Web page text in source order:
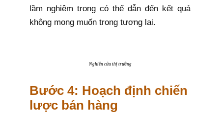
lầm nghiêm trọng có thể dẫn đến kết quả
không mong muốn trong tương lai.
Nghiên cứu thị trường
Bước 4: Hoạch định chiến
lược bán hàng